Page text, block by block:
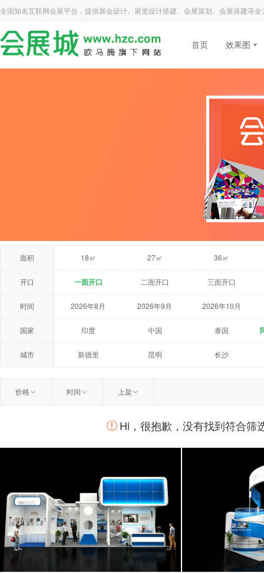
全国知名互联网会展平台，提供展会设计、展览设计搭建、会展策划、会展搭建等
首页 效果图
面积 18㎡ 27㎡ 36㎡
开口 一面开口 二面开口 三面开口
时间 2026年8月 2026年9月 2026年10月
2027年5月 2027年6月 2027年7月
国家 印度 中国 泰国
荷兰 美国 澳大利亚
城市 新德里 昆明 长沙
价格 时间 上架
Hi，很抱歉，没有找到符合筛